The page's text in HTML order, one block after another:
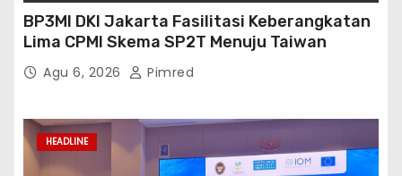
BP3MI DKI Jakarta Fasilitasi Keberangkatan
Lima CPMI Skema SP2T Menuju Taiwan
Agu 6, 2026 Pimred
HEADLINE